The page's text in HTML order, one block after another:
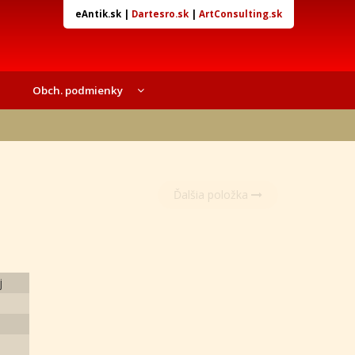
eAntik.sk| Dartesro.sk| ArtConsulting.sk
Obch. podmienky
Ďalšia položka